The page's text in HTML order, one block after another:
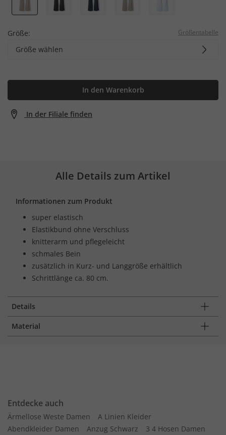
Größe: Größentabelle
Größe wählen
In den Warenkorb
In der Filiale finden
Alle Details zum Artikel
Informationen zum Produkt
super elastisch
Elastikbund ohne Verschluss
knitterarm und pflegeleicht
schmales Bein
zusätzlich in Kurz- und Langgröße erhältlich
Schrittlänge ca. 80 cm.
Details
Material
Entdecke auch
Ärmellose Weste Damen
A Linien Kleider
Abendkleider Damen
Anzug Schwarz
3 4 Hosen Damen